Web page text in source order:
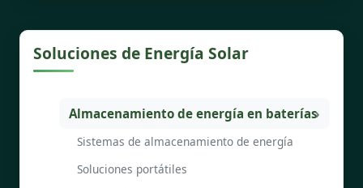
Soluciones de Energía Solar
Almacenamiento de energía en baterías
Sistemas de almacenamiento de energía
Soluciones portátiles